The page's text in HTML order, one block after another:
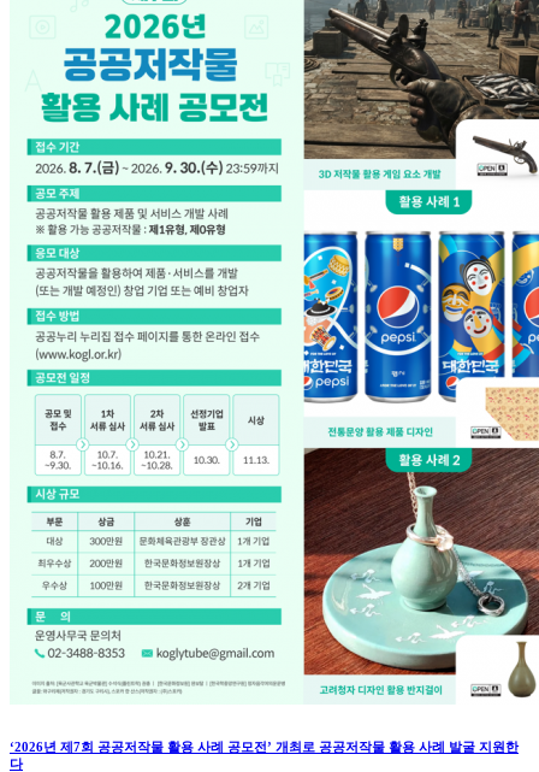
‘2026년 제7회 공공저작물 활용 사례 공모전’ 개최로 공공저작물 활용 사례 발굴 지원한
다